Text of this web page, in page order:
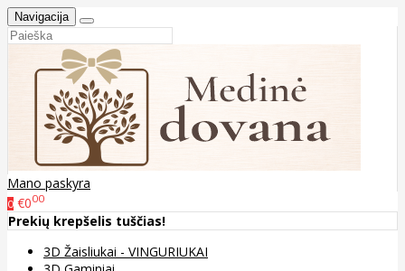
Navigacija
Mano paskyra
0 €000
Prekių krepšelis tuščias!
3D Žaisliukai - VINGURIUKAI